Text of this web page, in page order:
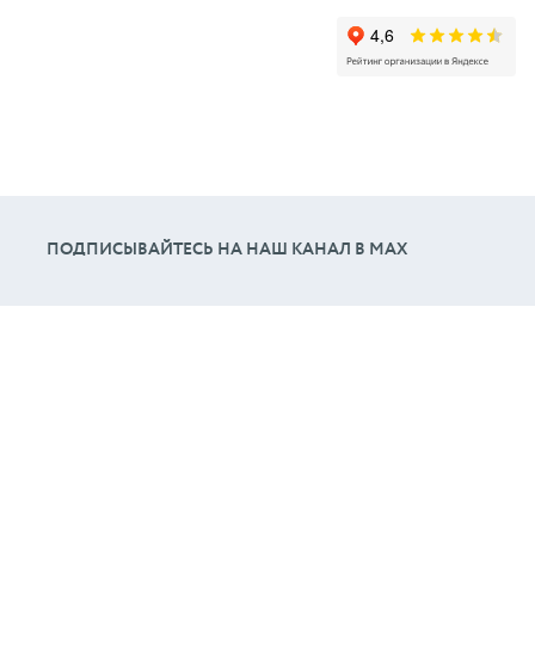
ПОДПИСЫВАЙТЕСЬ НА НАШ КАНАЛ В МАХ